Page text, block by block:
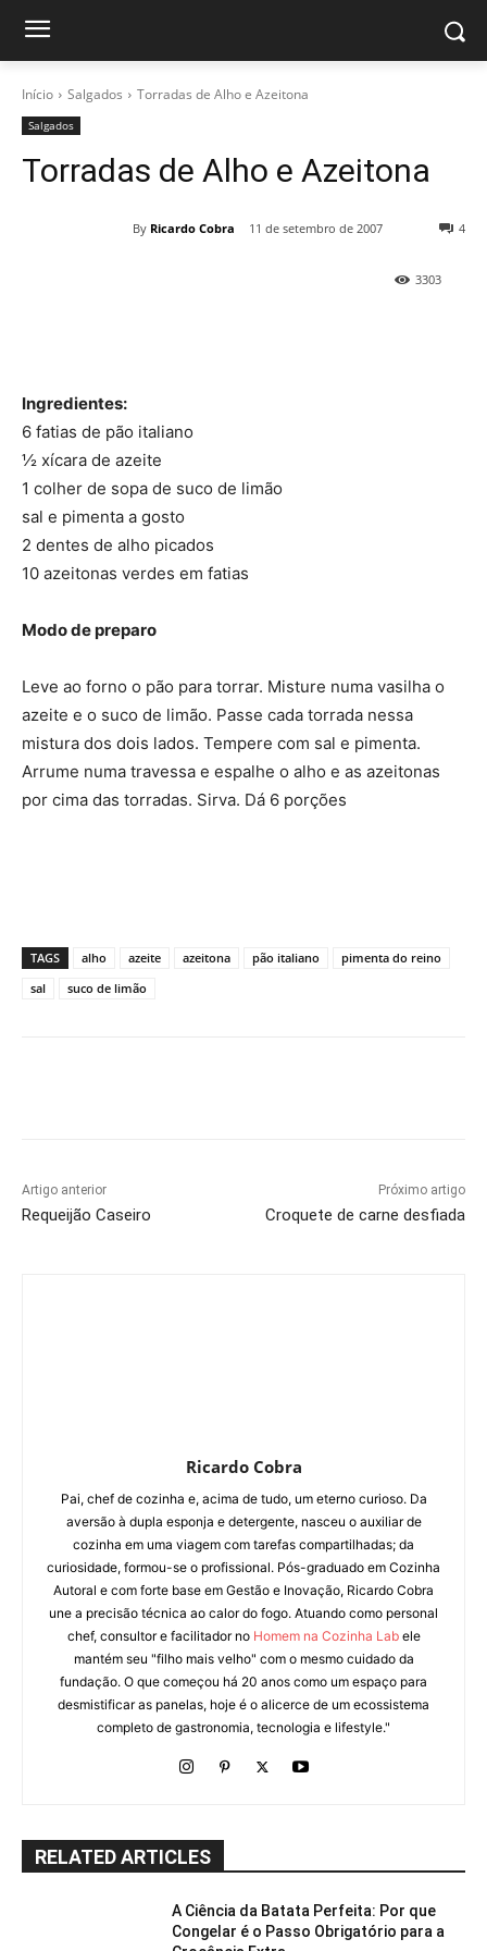
Início Salgados Torradas de Alho e Azeitona
Salgados
Torradas de Alho e Azeitona
By Ricardo Cobra 11 de setembro de 2007 4
3303
Ingredientes:
6 fatias de pão italiano
½ xícara de azeite
1 colher de sopa de suco de limão
sal e pimenta a gosto
2 dentes de alho picados
10 azeitonas verdes em fatias
Modo de preparo
Leve ao forno o pão para torrar. Misture numa vasilha o
azeite e o suco de limão. Passe cada torrada nessa
mistura dos dois lados. Tempere com sal e pimenta.
Arrume numa travessa e espalhe o alho e as azeitonas
por cima das torradas. Sirva. Dá 6 porções
TAGS alho azeite azeitona pão italiano
pimenta do reino
sal
suco de limão
Artigo anterior
Requeijão Caseiro
Próximo artigo
Croquete de carne desfiada
Ricardo Cobra
Pai, chef de cozinha e, acima de tudo, um eterno curioso. Da
aversão à dupla esponja e detergente, nasceu o auxiliar de
cozinha em uma viagem com tarefas compartilhadas; da
curiosidade, formou-se o profissional. Pós-graduado em Cozinha
Autoral e com forte base em Gestão e Inovação, Ricardo Cobra
une a precisão técnica ao calor do fogo. Atuando como personal
chef, consultor e facilitador no Homem na Cozinha Labele
mantém seu "filho mais velho" com o mesmo cuidado da
fundação. O que começou há 20 anos como um espaço para
desmistificar as panelas, hoje é o alicerce de um ecossistema
completo de gastronomia, tecnologia e lifestyle."
RELATED ARTICLES
A Ciência da Batata Perfeita: Por que
Congelar é o Passo Obrigatório para a